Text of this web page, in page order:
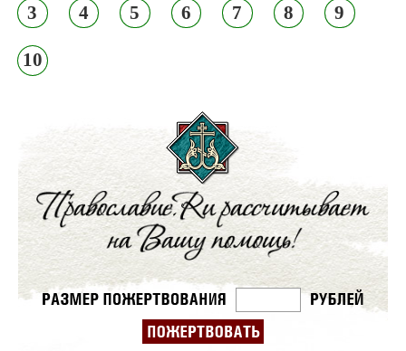
3 4 5 6 7 8 9
10